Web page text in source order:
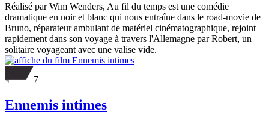
Réalisé par Wim Wenders, Au fil du temps est une comédie
dramatique en noir et blanc qui nous entraîne dans le road-movie de
Bruno, réparateur ambulant de matériel cinématographique, rejoint
rapidement dans son voyage à travers l'Allemagne par Robert, un
solitaire voyageant avec une valise vide.
7
Ennemis intimes